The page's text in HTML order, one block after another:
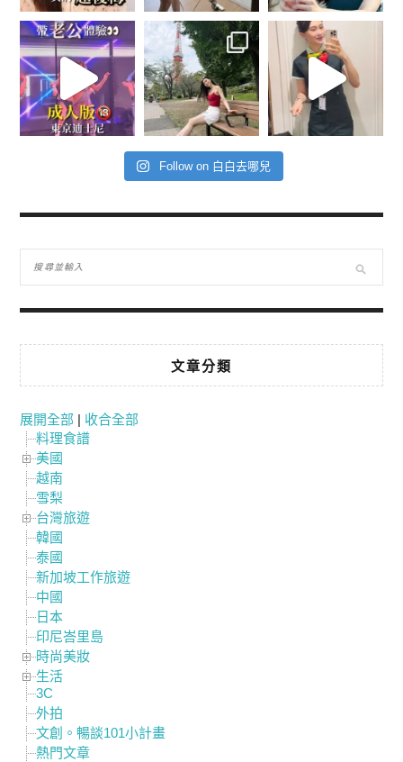
Follow on 白白去哪兒
文章分類
展開全部 | 收合全部
料理食譜
美國
越南
雪梨
台灣旅遊
韓國
泰國
新加坡工作旅遊
中國
日本
印尼峇里島
時尚美妝
生活
3C
外拍
文創。暢談101小計畫
熱門文章